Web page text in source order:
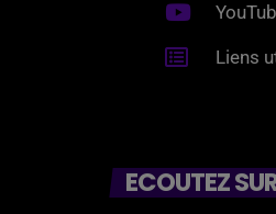
Liens
ECOUTEZ